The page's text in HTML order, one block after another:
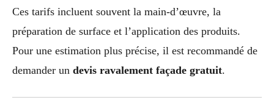
Ces tarifs incluent souvent la main-d’œuvre, la
préparation de surface et l’application des produits.
Pour une estimation plus précise, il est recommandé de
demander un devis ravalement façade gratuit.